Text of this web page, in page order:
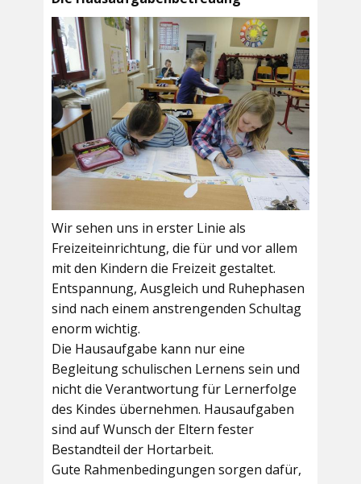
Wir sehen uns in erster Linie als
Freizeiteinrichtung, die für und vor allem
mit den Kindern die Freizeit gestaltet.
Entspannung, Ausgleich und Ruhephasen
sind nach einem anstrengenden Schultag
enorm wichtig.
Die Hausaufgabe kann nur eine
Begleitung schulischen Lernens sein und
nicht die Verantwortung für Lernerfolge
des Kindes übernehmen. Hausaufgaben
sind auf Wunsch der Eltern fester
Bestandteil der Hortarbeit.
Gute Rahmenbedingungen sorgen dafür,